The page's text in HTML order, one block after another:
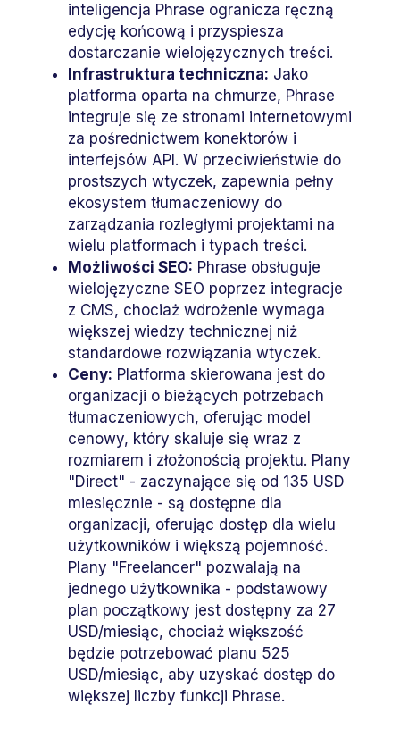
inteligencja Phrase ogranicza ręczną
edycję końcową i przyspiesza
dostarczanie wielojęzycznych treści.
Infrastruktura techniczna: Jako
platforma oparta na chmurze, Phrase
integruje się ze stronami internetowymi
za pośrednictwem konektorów i
interfejsów API. W przeciwieństwie do
prostszych wtyczek, zapewnia pełny
ekosystem tłumaczeniowy do
zarządzania rozległymi projektami na
wielu platformach i typach treści.
Możliwości SEO: Phrase obsługuje
wielojęzyczne SEO poprzez integracje
z CMS, chociaż wdrożenie wymaga
większej wiedzy technicznej niż
standardowe rozwiązania wtyczek.
Ceny: Platforma skierowana jest do
organizacji o bieżących potrzebach
tłumaczeniowych, oferując model
cenowy, który skaluje się wraz z
rozmiarem i złożonością projektu. Plany
"Direct" - zaczynające się od 135 USD
miesięcznie - są dostępne dla
organizacji, oferując dostęp dla wielu
użytkowników i większą pojemność.
Plany "Freelancer" pozwalają na
jednego użytkownika - podstawowy
plan początkowy jest dostępny za 27
USD/miesiąc, chociaż większość
będzie potrzebować planu 525
USD/miesiąc, aby uzyskać dostęp do
większej liczby funkcji Phrase.